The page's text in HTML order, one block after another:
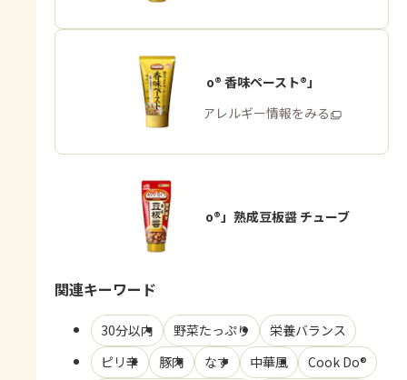
「Cook Do® 香味ペースト®」
商品・アレルギー情報をみる
「Cook Do®」熟成豆板醤 チューブ
関連キーワード
30分以内 野菜たっぷり
栄養バランス
ピリ辛
豚肉 なす 中華風
Cook Do®